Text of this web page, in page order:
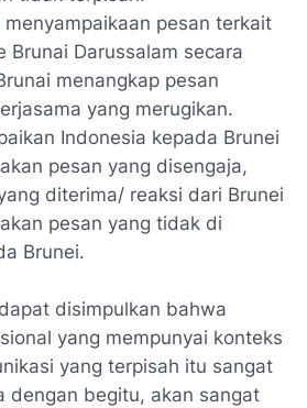
pesan terkait
Brunai Darussalam secara
menangkap pesan
yang merugikan.
Indonesia kepada Brunei
pesan yang disengaja,
diterima/ reaksi dari Brunei
pesan yang tidak di
Brunei.
disimpulkan bahwa
yang mempunyai konteks
yang terpisah itu sangat
dengan begitu, akan sangat